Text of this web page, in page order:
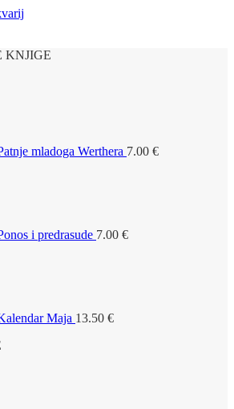
KNJIGE
mladoga Werthera 7.00 €
i predrasude 7.00 €
Maja 13.50 €